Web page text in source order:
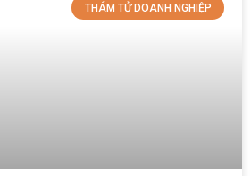
THÁM TỬ DOANH NGHIỆP